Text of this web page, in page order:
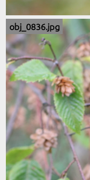
obj_0836.jpg